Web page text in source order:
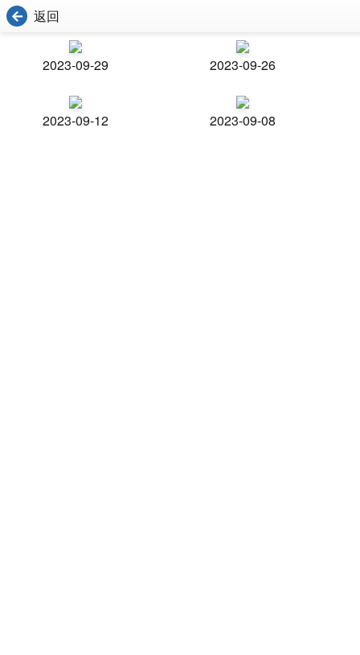
返回
2023-09-29 2023-09-26
2023-09-12 2023-09-08